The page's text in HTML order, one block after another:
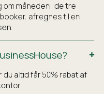
måneden i de tre
afregnes til en
du altid får 50% rabat af